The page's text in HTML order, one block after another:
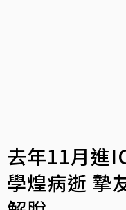
去年11月進
學煌病逝 摯